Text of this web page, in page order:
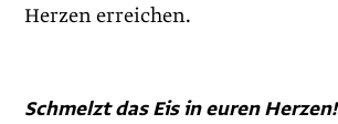
Herzen erreichen.
Schmelzt das Eis in euren Herzen!